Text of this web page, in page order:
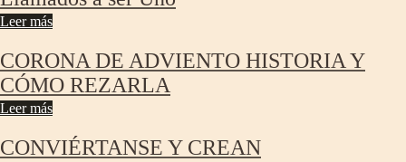
Leer más
CORONA DE ADVIENTO HISTORIA Y
CÓMO REZARLA
Leer más
CONVIÉRTANSE Y CREAN